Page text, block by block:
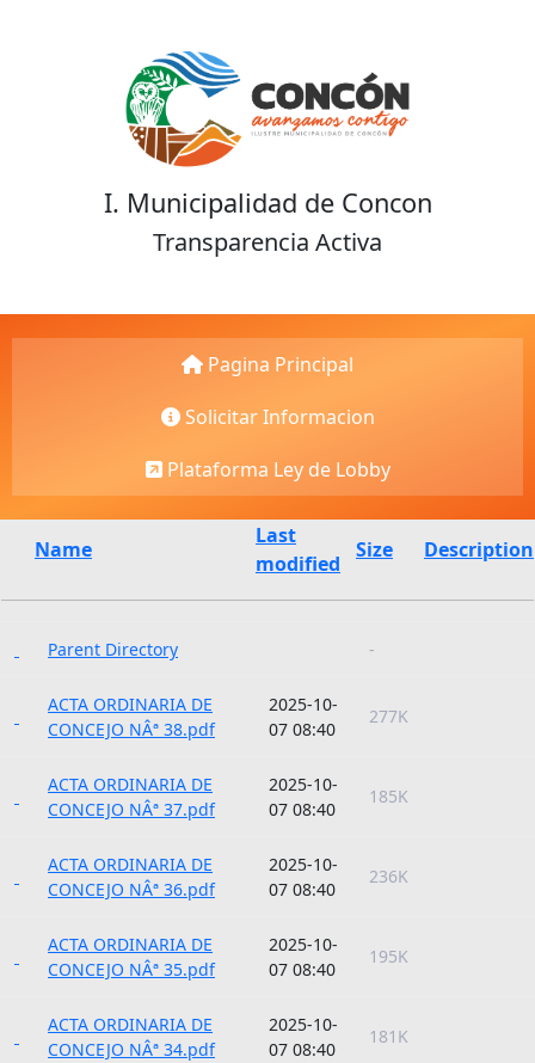
I. Municipalidad de Concon
Transparencia Activa
Pagina Principal
Solicitar Informacion
Plataforma Ley de Lobby
Name
Last
modified
Size Description
Parent Directory -
ACTA ORDINARIA DE
CONCEJO NÂª 38.pdf
2025-10-
07 08:40
277K
ACTA ORDINARIA DE
CONCEJO NÂª 37.pdf
2025-10-
07 08:40
185K
ACTA ORDINARIA DE
CONCEJO NÂª 36.pdf
2025-10-
07 08:40
236K
ACTA ORDINARIA DE
CONCEJO NÂª 35.pdf
2025-10-
07 08:40
195K
ACTA ORDINARIA DE
CONCEJO NÂª 34.pdf
2025-10-
07 08:40
181K